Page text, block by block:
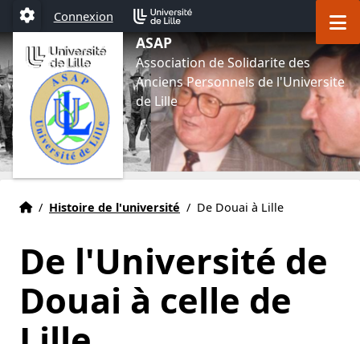
Aller au menu
Aller au contenu
Aller au pied de page
Paramétrage
Connexion
ASAP
Association de Solidarite des
Anciens Personnels de l'Universite
de Lille
Accueil
Accueil
/ Histoire de l'université / De Douai à Lille
De l'Université de
Douai à celle de